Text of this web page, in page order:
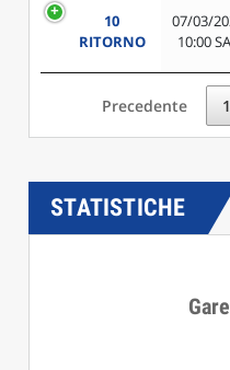
10
RITORNO
07/03/
10:00
Precedente 1
STATISTICHE